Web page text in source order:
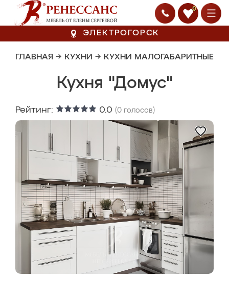
0
ЭЛЕКТРОГОРСК
ГЛАВНАЯ → КУХНИ → КУХНИ МАЛОГАБАРИТНЫЕ
Кухня "Домус"
Рейтинг: 0.0 (0 голосов)